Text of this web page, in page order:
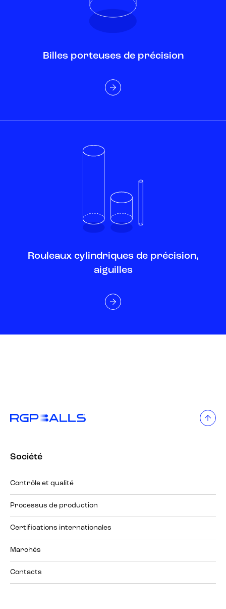
Billes porteuses de précision
Rouleaux cylindriques de précision,
aiguilles
Société
Contrôle et qualité
Processus de production
Certifications internationales
Marchés
Contacts